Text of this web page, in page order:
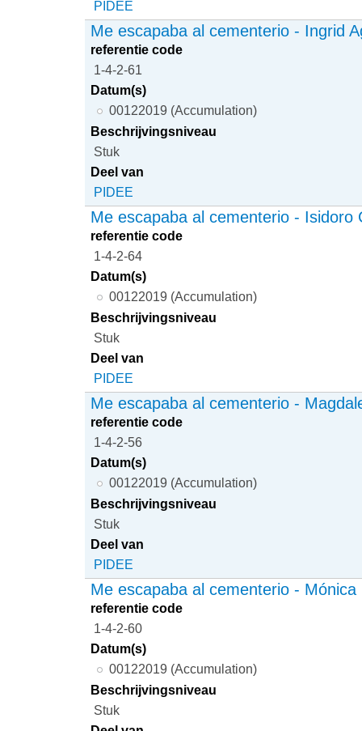
PIDEE
Me escapaba al cementerio - Ingrid
referentie code
1-4-2-61
Datum(s)
00122019 (Accumulation)
Beschrijvingsniveau
Stuk
Deel van
PIDEE
Me escapaba al cementerio - Isidoro
referentie code
1-4-2-64
Datum(s)
00122019 (Accumulation)
Beschrijvingsniveau
Stuk
Deel van
PIDEE
Me escapaba al cementerio -
referentie code
1-4-2-56
Datum(s)
00122019 (Accumulation)
Beschrijvingsniveau
Stuk
Deel van
PIDEE
Me escapaba al cementerio - Mónica
referentie code
1-4-2-60
Datum(s)
00122019 (Accumulation)
Beschrijvingsniveau
Stuk